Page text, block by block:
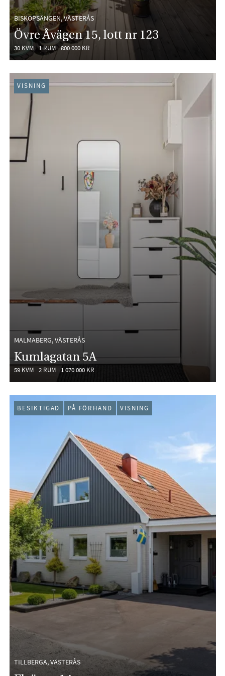
BISKOPSÄNGEN, VÄSTERÅS
Övre Åvägen 15, lott nr 123
30 KVM 1 RUM 800 000 KR
MALMABERG, VÄSTERÅS
Kumlagatan 5A
59 KVM 2 RUM 1 070 000 KR
VISNING
TILLBERGA, VÄSTERÅS
BESIKTIGAD PÅ FÖRHAND VISNING